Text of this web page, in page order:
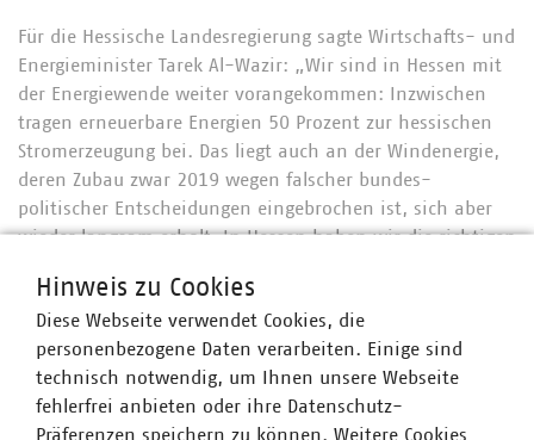
Für die Hessische Landesregierung sagte Wirtschafts- und
Energieminister Tarek Al-Wazir: „Wir sind in Hessen mit
der Energiewende weiter vorangekommen: Inzwischen
tragen erneuerbare Energien 50 Prozent zur hessischen
Stromerzeugung bei. Das liegt auch an der Windenergie,
deren Zubau zwar 2019 wegen falscher bundes-
politischer Entscheidungen eingebrochen ist, sich aber
wieder langsam erholt. In Hessen haben wir die richtigen
Windvorrangflächen sowie der neuen
Verwaltungsvorschrift zu Naturschutz und Windenergie.“
Al-Wazir verwies zudem auf den anhaltenden Boom der
Photovoltaik: „Das hessische Solar-Kataster, das
inzwischen von mehr als 300.000 Bürgerinnen und
Hinweis zu Cookies
Diese Webseite verwendet Cookies, die
personenbezogene Daten verarbeiten. Einige sind
technisch notwendig, um Ihnen unsere Webseite
fehlerfrei anbieten oder ihre Datenschutz-
Präferenzen speichern zu können. Weitere Cookies